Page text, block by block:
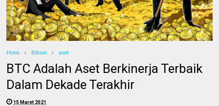
Home Bitcoin aset
BTC Adalah Aset Berkinerja Terbaik
Dalam Dekade Terakhir
15 Maret 2021